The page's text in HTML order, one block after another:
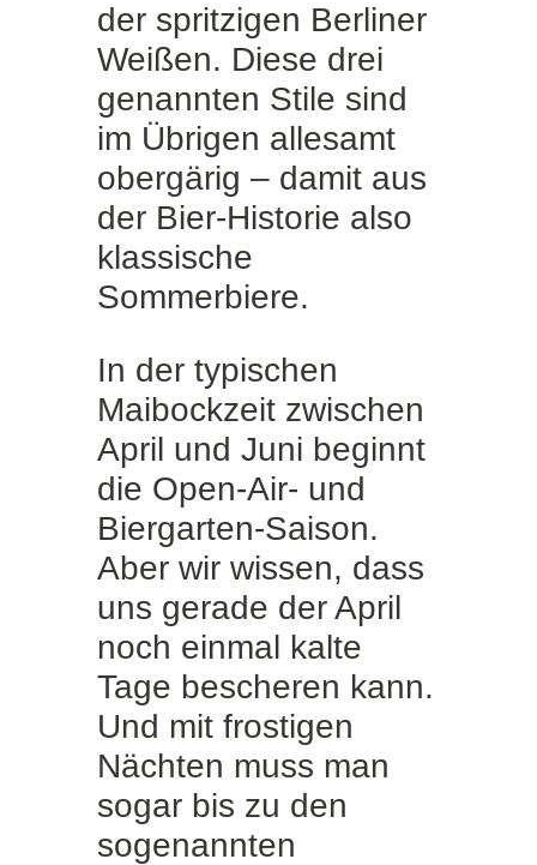
der spritzigen Berliner
Weißen. Diese drei
genannten Stile sind
im Übrigen allesamt
obergärig – damit aus
der Bier-Historie also
klassische
Sommerbiere.
In der typischen
Maibockzeit zwischen
April und Juni beginnt
die Open-Air- und
Biergarten-Saison.
Aber wir wissen, dass
uns gerade der April
noch einmal kalte
Tage bescheren kann.
Und mit frostigen
Nächten muss man
sogar bis zu den
sogenannten